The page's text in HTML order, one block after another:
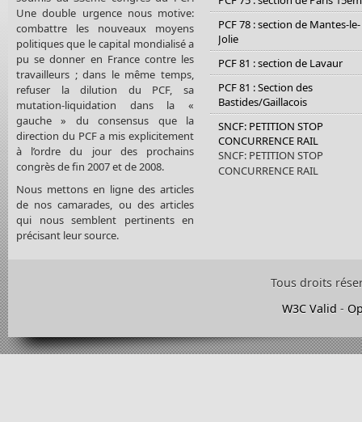
Une double urgence nous motive:
combattre les nouveaux moyens
politiques que le capital mondialisé a
pu se donner en France contre les
travailleurs ; dans le même temps,
refuser la dilution du PCF, sa
mutation-liquidation dans la «
gauche » du consensus que la
direction du PCF a mis explicitement
à l’ordre du jour des prochains
congrès de fin 2007 et de 2008.
Nous mettons en ligne des articles
de nos camarades, ou des articles
qui nous semblent pertinents en
précisant leur source.
PCF 78 : section de Mantes-le-
Jolie
PCF 81 : section de Lavaur
PCF 81 : Section des
Bastides/Gaillacois
SNCF: PETITION STOP
CONCURRENCE RAIL
SNCF: PETITION STOP
CONCURRENCE RAIL
Tous droits
W3C Valid -